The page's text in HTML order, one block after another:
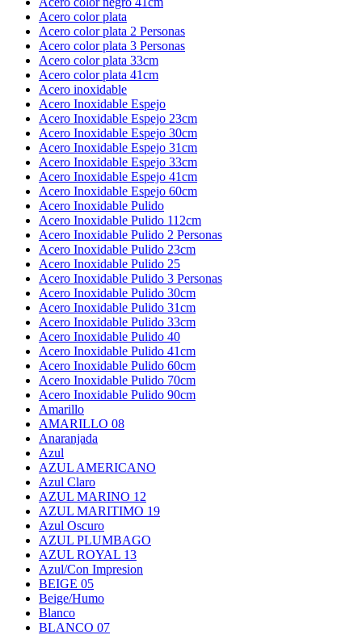
Acero color plata
Acero color plata 2 Personas
Acero color plata 3 Personas
Acero color plata 33cm
Acero color plata 41cm
Acero inoxidable
Acero Inoxidable Espejo
Acero Inoxidable Espejo 23cm
Acero Inoxidable Espejo 30cm
Acero Inoxidable Espejo 31cm
Acero Inoxidable Espejo 33cm
Acero Inoxidable Espejo 41cm
Acero Inoxidable Espejo 60cm
Acero Inoxidable Pulido
Acero Inoxidable Pulido 112cm
Acero Inoxidable Pulido 2 Personas
Acero Inoxidable Pulido 23cm
Acero Inoxidable Pulido 25
Acero Inoxidable Pulido 3 Personas
Acero Inoxidable Pulido 30cm
Acero Inoxidable Pulido 31cm
Acero Inoxidable Pulido 33cm
Acero Inoxidable Pulido 40
Acero Inoxidable Pulido 41cm
Acero Inoxidable Pulido 60cm
Acero Inoxidable Pulido 70cm
Acero Inoxidable Pulido 90cm
Amarillo
AMARILLO 08
Anaranjada
Azul
AZUL AMERICANO
Azul Claro
AZUL MARINO 12
AZUL MARITIMO 19
Azul Oscuro
AZUL PLUMBAGO
AZUL ROYAL 13
Azul/Con Impresion
BEIGE 05
Beige/Humo
Blanco
BLANCO 07